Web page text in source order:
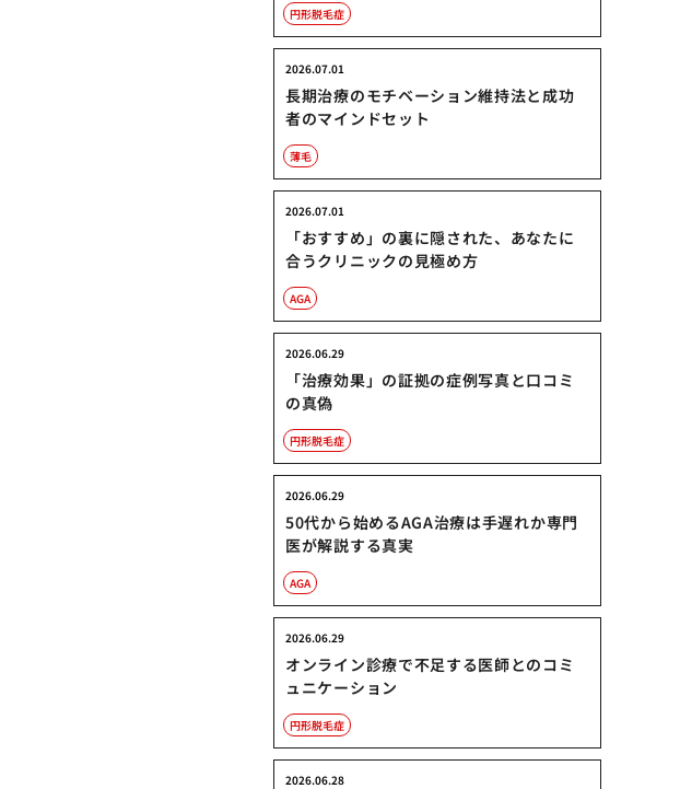
円形脱毛症
長期治療のモチベーション維持法と成功
者のマインドセット
2026.07.01
薄毛
「おすすめ」の裏に隠された、あなたに
合うクリニックの見極め方
2026.07.01
AGA
「治療効果」の証拠の症例写真と口コミ
の真偽
2026.06.29
円形脱毛症
50代から始めるAGA治療は手遅れか専門
医が解説する真実
2026.06.29
AGA
オンライン診療で不足する医師とのコミ
ュニケーション
2026.06.29
円形脱毛症
2026.06.28